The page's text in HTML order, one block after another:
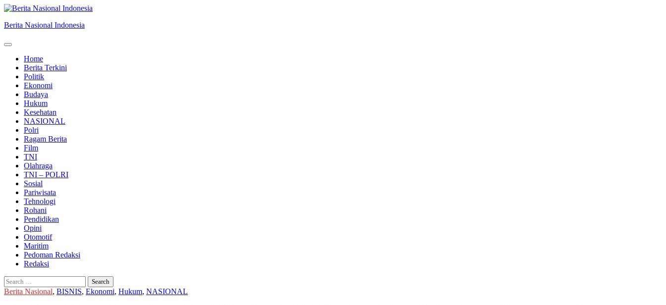
Skip
content
Berita Nasional Indonesia
Home
Berita Terkini
Politik
Ekonomi
Budaya
Hukum
Kesehatan
NASIONAL
Polri
Ragam Berita
Film
TNI
Olahraga
TNI – POLRI
Sosial
Pariwisata
Tehnologi
Rohani
Pendidikan
Opini
Otomotif
Maritim
Pedoman Redaksi
Redaksi
Search
for:
Berita Nasional, BISNIS, Ekonomi, Hukum, NASIONAL